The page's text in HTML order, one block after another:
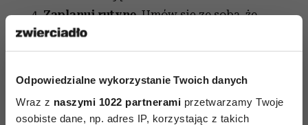
Odpowiedzialne wykorzystanie Twoich danych
Wraz z naszymi 1022 partnerami przetwarzamy Twoje
osobiste dane, np. adres IP, korzystając z takich
Zaplanuj rutynę.Umów się ze sobą, że
uzupełniasz szklankę z wodą za każdym
razem, kiedy idziesz to toalety, albo zerkasz
do smartfona.
aplikację, które przypomni ci, w jakich